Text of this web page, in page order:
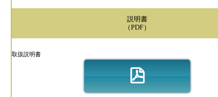
説明書
（PDF）
取扱説明書